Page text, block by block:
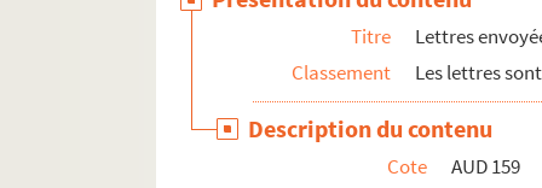
Titre
Lettres
Classement
Les lettres
Description du contenu
Cote
AUD 159